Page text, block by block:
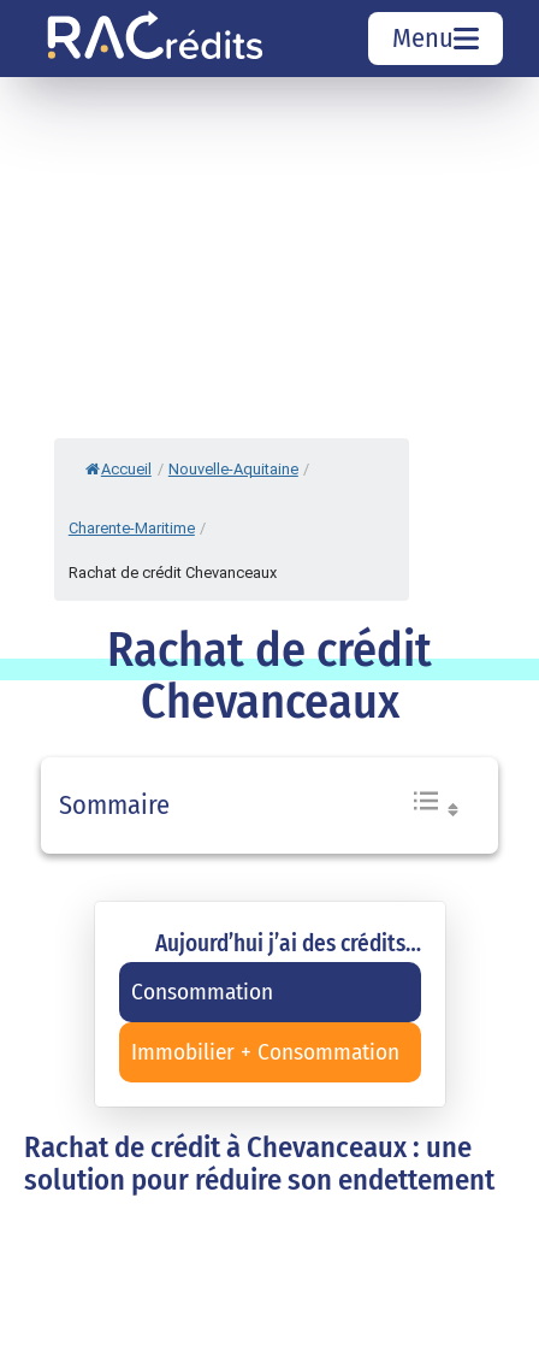
Menu
Accueil / Nouvelle-Aquitaine /
Charente-Maritime /
Rachat de crédit Chevanceaux
Rachat de crédit
Chevanceaux
Sommaire
Aujourd’hui j’ai des crédits…
Consommation
Immobilier + Consommation
Rachat de crédit à Chevanceaux : une
solution pour réduire son endettement